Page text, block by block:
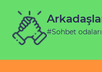
#Sohbet